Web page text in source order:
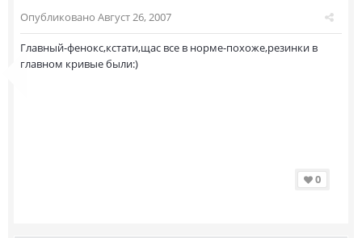
Опубликовано Август 26, 2007
Главный-фенокс,кстати,щас все в норме-похоже,резинки в
главном кривые были:)
0